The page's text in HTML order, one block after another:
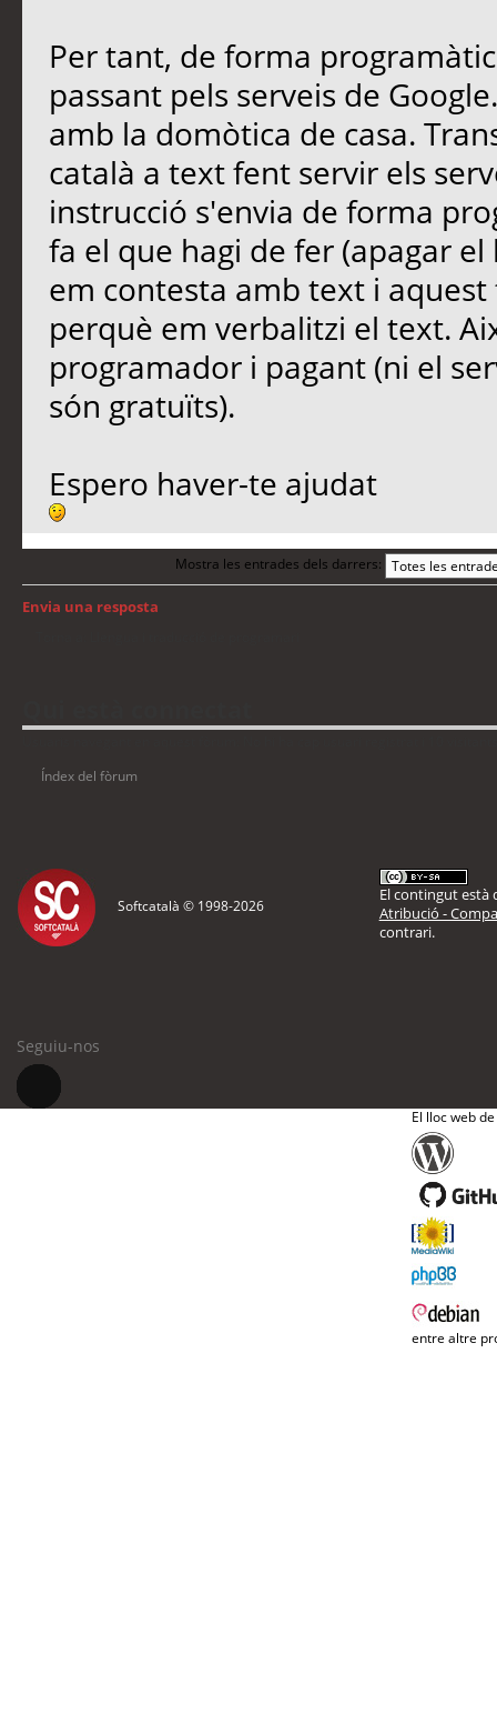
Per tant, de forma
passant pels serveis de
amb la domòtica de casa.
català a text fent servir els
instrucció s'envia de forma
fa el que hagi de fer (apagar el
em contesta amb text i
perquè em verbalitzi el text.
programador i pagant (ni el
són gratuïts).
Espero haver-te ajudat
Mostra les entrades dels darrers:
Envia una resposta
Índex del fòrum
Softcatalà © 1998-2026
El contingut està
Atribució -
contrari.
Seguiu-nos
El lloc web
entre altre